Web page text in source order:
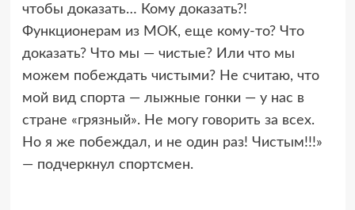
чтобы доказать… Кому доказать?!
Функционерам из МОК, еще кому-то? Что
доказать? Что мы — чистые? Или что мы
можем побеждать чистыми? Не считаю, что
мой вид спорта — лыжные гонки — у нас в
стране «грязный». Не могу говорить за всех.
Но я же побеждал, и не один раз! Чистым!!!»
— подчеркнул спортсмен.